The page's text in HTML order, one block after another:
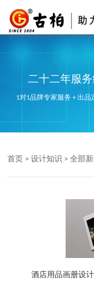
二十二年服务
1对1品牌专家服务 + 出品
首页 > 设计知识 > 全部新
酒店用品画册设